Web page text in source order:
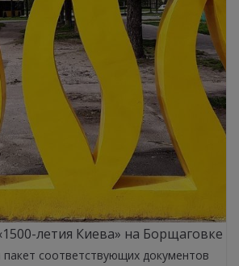
летия Киева» на Борщаговке
соответствующих документов